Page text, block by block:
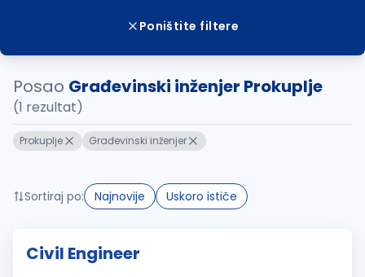
Poništite filtere
Posao Građevinski inženjer Prokuplje
(1 rezultat)
Prokuplje Građevinski inženjer
Sortiraj po: Najnovije Uskoro ističe
Civil Engineer